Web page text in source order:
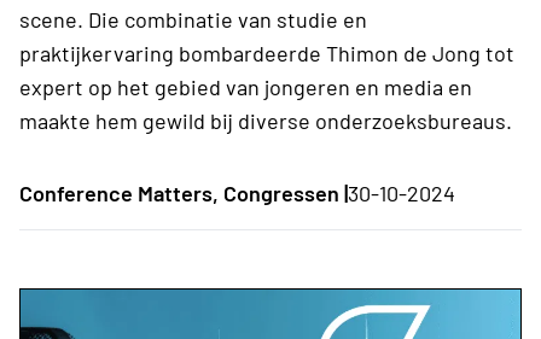
scene. Die combinatie van studie en
praktijkervaring bombardeerde Thimon de Jong tot
expert op het gebied van jongeren en media en
maakte hem gewild bij diverse onderzoeksbureaus.
Conference Matters, Congressen |30-10-2024